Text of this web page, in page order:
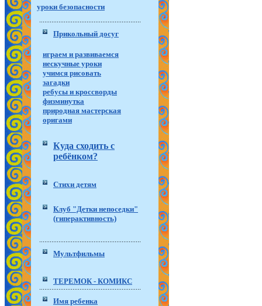
уроки безопасности
Прикольный досуг
играем и развиваемся
нескучные уроки
учимся рисовать
загадки
ребусы и кроссворды
физминутка
природная мастерская
оригами
Куда сходить с
ребёнком?
Стихи детям
Клуб "Детки непоседки"
(гиперактивность)
Мультфильмы
ТЕРЕМОК - КОМИКС
Имя ребенка